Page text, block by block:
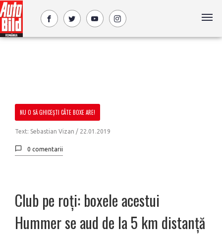
NU O SĂ GHICEȘTI CÂTE BOXE ARE!
Text: Sebastian Vizan / 22.01.2019
0 comentarii
Club pe roți: boxele acestui
Hummer se aud de la 5 km distanță